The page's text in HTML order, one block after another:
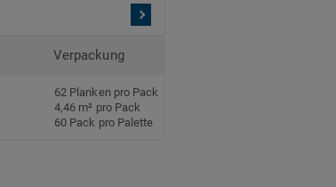
Verpackung
62 Planken pro Pack
4,46 m² pro Pack
60 Pack pro Palette